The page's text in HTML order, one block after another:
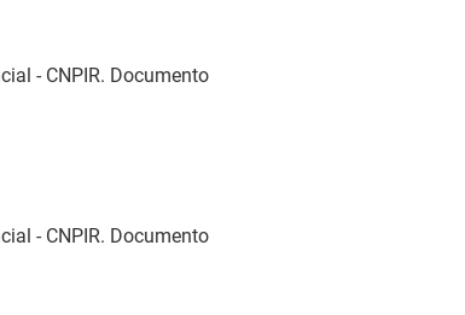
- CNPIR. Documento
- CNPIR. Documento